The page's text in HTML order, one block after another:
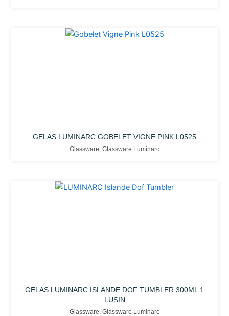
GELAS LUMINARC GOBELET VIGNE PINK L0525
Glassware Glassware Luminarc
GELAS LUMINARC ISLANDE DOF TUMBLER 300ML 1
LUSIN
Glassware Glassware Luminarc